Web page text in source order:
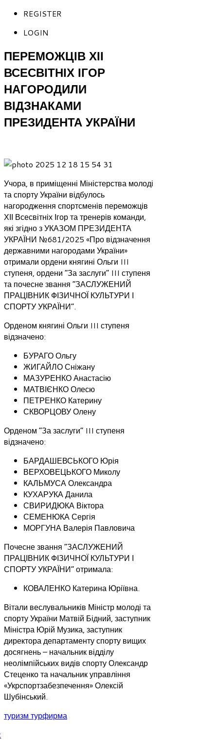
REGISTER
LOGIN
ПЕРЕМОЖЦІВ ХІІ
ВСЕСВІТНІХ ІГОР
НАГОРОДИЛИ
ВІДЗНАКАМИ
ПРЕЗИДЕНТА УКРАЇНИ
Учора, в приміщенні Міністерства молоді
та спорту України відбулось
нагородження спортсменів переможців
ХІІ Всесвітніх Ігор та тренерів команди,
які згідно з УКАЗОМ ПРЕЗИДЕНТА
УКРАЇНИ №681/2025 «Про відзначення
державними нагородами України»
отримали ордени княгині Ольги III
ступеня, ордени “За заслуги” III ступеня
та почесне звання “ЗАСЛУЖЕНИЙ
ПРАЦІВНИК ФІЗИЧНОЇ КУЛЬТУРИ І
СПОРТУ УКРАЇНИ”.
Орденом княгині Ольги III ступеня
відзначено:
БУРАГО Ольгу
ЖИГАЙЛО Сніжану
МАЗУРЕНКО Анастасію
МАТВІЄНКО Олесю
ПЕТРЕНКО Катерину
СКВОРЦОВУ Олену
Орденом “За заслуги” III ступеня
відзначено:
БАРДАШЕВСЬКОГО Юрія
ВЕРХОВЕЦЬКОГО Миколу
КАЛЬМУСА Олександра
КУХАРУКА Данила
СВИРИДЮКА Віктора
СЕМЕНЮКА Сергія
МОРГУНА Валерія Павловича
Почесне звання “ЗАСЛУЖЕНИЙ
ПРАЦІВНИК ФІЗИЧНОЇ КУЛЬТУРИ І
СПОРТУ УКРАЇНИ” отримала:
КОВАЛЕНКО Катерина Юріївна.
Вітали веслувальників Міністр молоді та
спорту України Матвій Бідний, заступник
Міністра Юрій Музика, заступник
директора департаменту спорту вищих
досягнень – начальник відділу
неолімпійських видів спорту Олександр
Стеценко та начальник управління
«Укрспортзабезпечення» Олексій
Шубінський.
туризм турфирма